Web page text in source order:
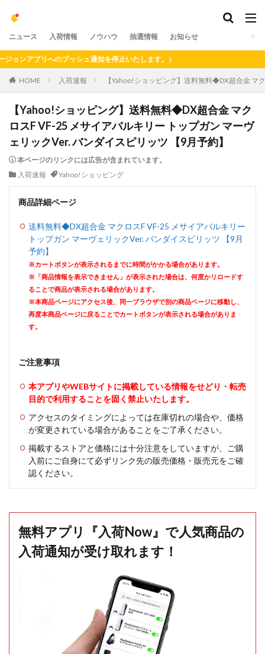
ニュース 入荷情報 ノウハウ 抽選情報 お知らせ
アプリへのプッシュ通知を停止いたします。）
HOME 入荷速報 【Yahoo!ショッピング】送料無料◆DX超合金 マ
【Yahoo!ショッピング】送料無料◆DX超合金 マク
ロスF VF-25 メサイアバルキリー トップガン マーヴ
ェリックVer. バンダイスピリッツ 【9月予約】
本ページのリンクには広告が含まれています。
入荷速報
Yahoo!ショッピング
商品詳細ページ
送料無料◆DX超合金 マクロスF VF-25 メサイアバルキリー
トップガン マーヴェリックVer. バンダイスピリッツ 【9月
予約】
※カートボタンが表示されるまでに時間がかかる場合があります。
※「商品情報を表示できません」が表示された場合は、何度かリロードす
ることで商品が表示される場合があります。
※本商品ページにアクセス後、同一ブラウザで別の商品ページに移動し、
再度本商品ページに戻ることでカートボタンが表示される場合がありま
す。
ご注意事項
本アプリやWEBサイトに掲載している情報をせどり・転売
目的で利用することを固く禁止いたします。
アクセスのタイミングによっては在庫切れの場合や、価格
が変更されている場合があることをご了承ください。
掲載するストアと価格には十分注意をしていますが、ご購
入前にご自身にて必ずリンク先の販売価格・販売元をご確
認ください。
無料アプリ『入荷Now』で人気商品の
入荷通知が受け取れます！